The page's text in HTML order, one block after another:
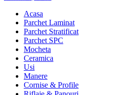
Acasa
Parchet Laminat
Parchet Stratificat
Parchet SPC
Mocheta
Ceramica
Usi
Manere
Cornise & Profile